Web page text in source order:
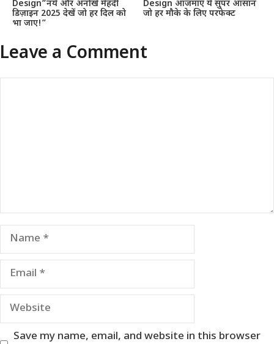
Design”नये और अनोखे मेहँदी
डिज़ाइन 2025 देखें जो हर दिल को
भा जाए!”
Design आजमाएं ये सुपर आसान
जो हर मौके के लिए परफेक्ट
Leave a Comment
Name
Email
Website
Save my name, email, and website in this browser